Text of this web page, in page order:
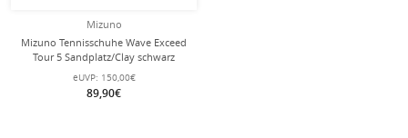
Mizuno
Mizuno Tennisschuhe Wave Exceed
Tour 5 Sandplatz/Clay schwarz
Herren
eUVP: 150,00€
89,90€